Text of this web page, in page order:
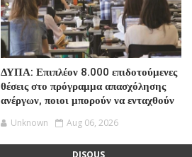
ΔΥΠΑ: Επιπλέον 8.000 επιδοτούμενες
θέσεις στο πρόγραμμα απασχόλησης
ανέργων, ποιοι μπορούν να ενταχθούν
Unknown Aug 06, 2026